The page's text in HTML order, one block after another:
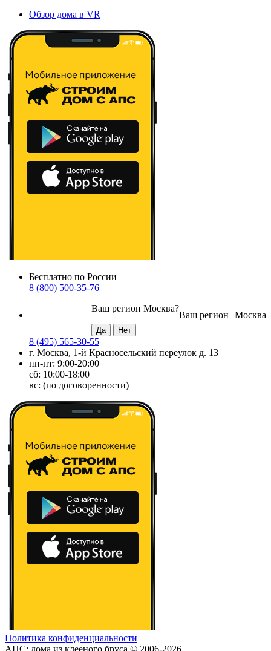
Обзор дома в VR
Бесплатно по России
8 (800) 500-35-76
Москва
Ваш регион
Ваш регион Москва?
8 (495) 565-30-55
г. Москва, 1-й Красносельский переулок д. 13
пн-пт: 9:00-20:00
сб: 10:00-18:00
вс: (по договоренности)
Политика конфиденциальности